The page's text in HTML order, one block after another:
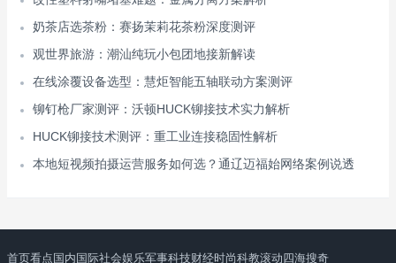
奶茶店选茶粉：赛扬茉莉花茶粉深度测评
观世界旅游：潮汕纯玩小包团地接新解读
在线涂覆设备选型：慧炬智能五轴联动方案测评
铆钉枪厂家测评：沃顿HUCK铆接技术实力解析
HUCK铆接技术测评：重工业连接稳固性解析
本地短视频拍摄运营服务如何选？通辽迈福始网络案例说透
首页看点 国内 国际社会娱乐军事科技财经时尚科教滚动 四海搜奇